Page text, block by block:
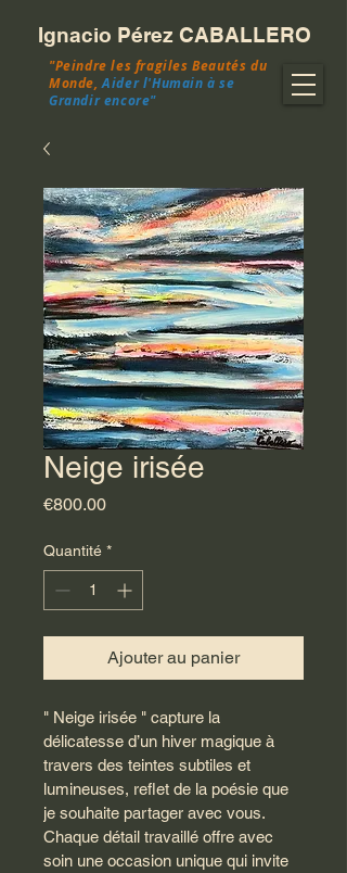
Ignacio Pérez CABALLERO
"Peindre les fragiles Beautés du
Monde,Aider l'Humain à se
Grandir encore"
Neige irisée
€800.00Prix
Quantité *
Ajouter au panier
" Neige irisée " capture la
délicatesse d’un hiver magique à
travers des teintes subtiles et
lumineuses, reflet de la poésie que
je souhaite partager avec vous.
Chaque détail travaillé offre avec
soin une occasion unique qui invite